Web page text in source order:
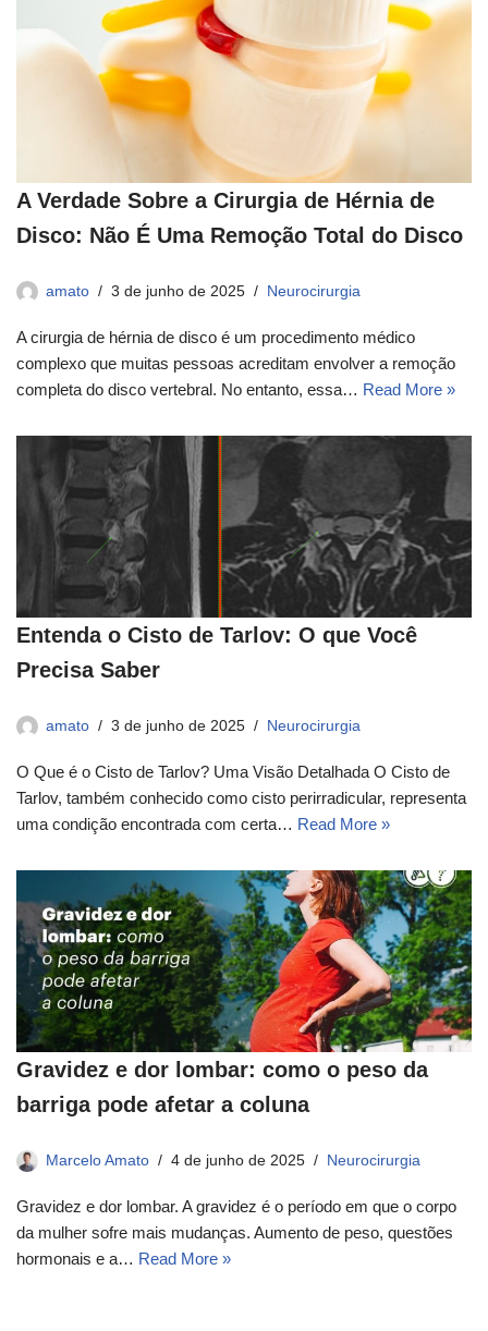
A Verdade Sobre a Cirurgia de Hérnia de
Disco: Não É Uma Remoção Total do Disco
amato 3 de junho de 2025 Neurocirurgia
A cirurgia de hérnia de disco é um procedimento médico
complexo que muitas pessoas acreditam envolver a remoção
completa do disco vertebral. No entanto, essa… Read More »
Entenda o Cisto de Tarlov: O que Você
Precisa Saber
amato 3 de junho de 2025 Neurocirurgia
O Que é o Cisto de Tarlov? Uma Visão Detalhada O Cisto de
Tarlov, também conhecido como cisto perirradicular, representa
uma condição encontrada com certa… Read More »
Gravidez e dor lombar: como o peso da
barriga pode afetar a coluna
Marcelo Amato 4 de junho de 2025 Neurocirurgia
Gravidez e dor lombar. A gravidez é o período em que o corpo
da mulher sofre mais mudanças. Aumento de peso, questões
hormonais e a… Read More »